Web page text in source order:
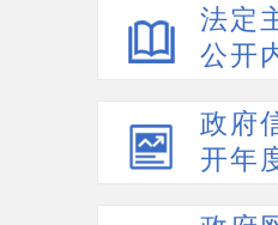
法定
公开
政府
开年